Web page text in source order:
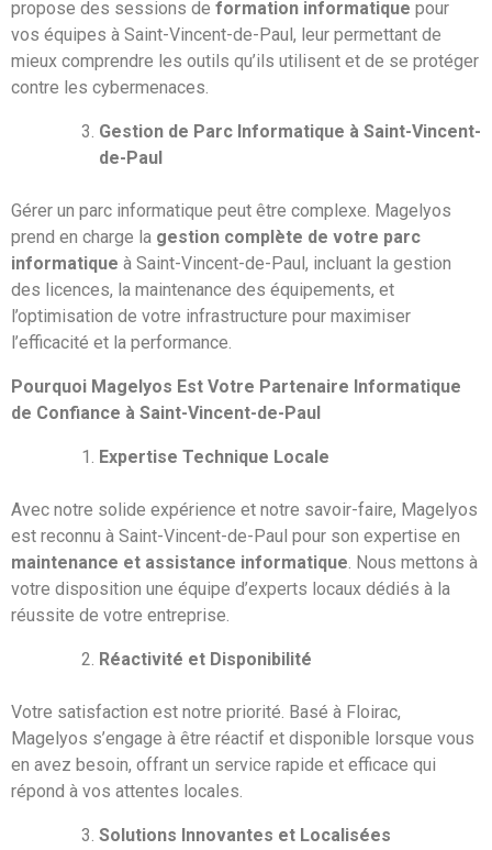
propose des sessions de formation informatique pour
vos équipes à Saint-Vincent-de-Paul, leur permettant de
mieux comprendre les outils qu’ils utilisent et de se protéger
contre les cybermenaces.
Gestion de Parc Informatique à Saint-Vincent-
de-Paul
Gérer un parc informatique peut être complexe. Magelyos
prend en charge la gestion complète de votre parc
informatique à Saint-Vincent-de-Paul, incluant la gestion
des licences, la maintenance des équipements, et
l’optimisation de votre infrastructure pour maximiser
l’efficacité et la performance.
Pourquoi Magelyos Est Votre Partenaire Informatique
de Confiance à Saint-Vincent-de-Paul
Expertise Technique Locale
Avec notre solide expérience et notre savoir-faire, Magelyos
est reconnu à Saint-Vincent-de-Paul pour son expertise en
maintenance et assistance informatique. Nous mettons à
votre disposition une équipe d’experts locaux dédiés à la
réussite de votre entreprise.
Réactivité et Disponibilité
Votre satisfaction est notre priorité. Basé à Floirac,
Magelyos s’engage à être réactif et disponible lorsque vous
en avez besoin, offrant un service rapide et efficace qui
répond à vos attentes locales.
Solutions Innovantes et Localisées